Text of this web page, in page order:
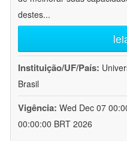
destes...
Instituição/UF/País:
Brasil
Vigência: Wed Dec 07
00:00:00 BRT 2026